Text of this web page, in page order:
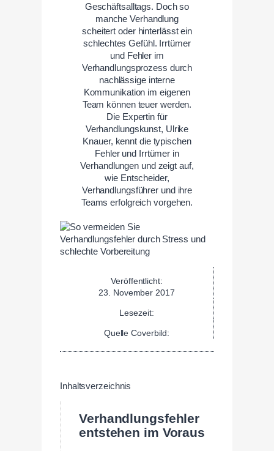
Geschäftsalltags. Doch so
manche Verhandlung
scheitert oder hinterlässt ein
schlechtes Gefühl. Irrtümer
und Fehler im
Verhandlungsprozess durch
nachlässige interne
Kommunikation im eigenen
Team können teuer werden.
Die Expertin für
Verhandlungskunst, Ulrike
Knauer, kennt die typischen
Fehler und Irrtümer in
Verhandlungen und zeigt auf,
wie Entscheider,
Verhandlungsführer und ihre
Teams erfolgreich vorgehen.
Veröffentlicht:
23. November 2017
Lesezeit:
Quelle Coverbild:
Inhaltsverzeichnis
Verhandlungsfehler
entstehen im Voraus